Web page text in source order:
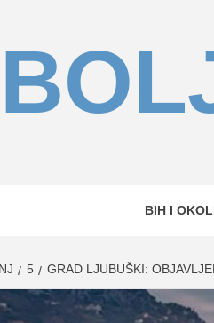
BIH I
5 GRAD LJUBUŠKI: